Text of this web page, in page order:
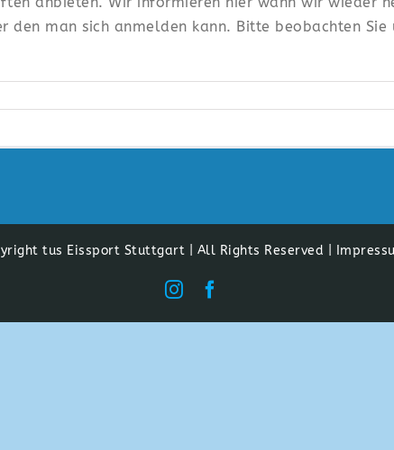
man sich anmelden kann. Bitte beobachten Sie
tus Eissport Stuttgart | All Rights Reserved |
Instagram